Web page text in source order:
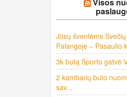
Jūsų šventėms
Palangoje – Pasaulio
3k butą Sporto gatvė
2 kambarių buto
sav. ,